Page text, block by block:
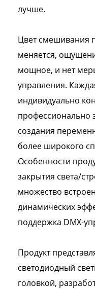
лучше.
Цвет смешивания
меняется,
мощное, и нет
управления.
индивидуально
профессионально
создания
более широкого
Особенности
закрытия света/
множество
динамических
поддержка DMX-
Продукт
светодиодный
головкой,